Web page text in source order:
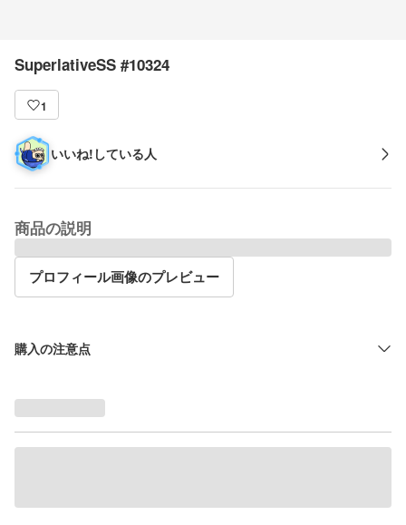
SuperlativeSS #10324
1
いいね!している人
商品の説明
プロフィール画像のプレビュー
購入の注意点